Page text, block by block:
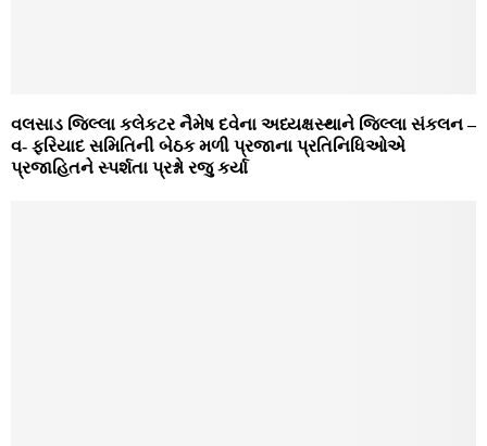
વલસાડ જિલ્લા કલેકટર નૈમેષ દવેના અધ્યક્ષસ્થાને જિલ્લા સંકલન –
વ- ફરિયાદ સમિતિની બેઠક મળી પ્રજાના પ્રતિનિધિઓએ
પ્રજાહિતને સ્પર્શતા પ્રશ્નો રજુ કર્યા